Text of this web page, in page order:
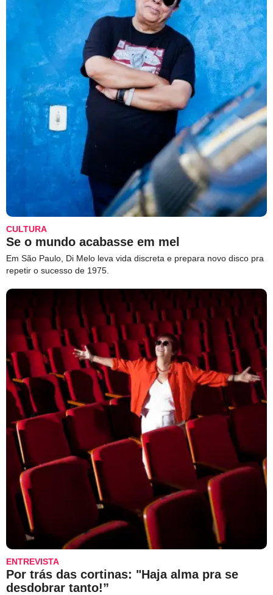
CULTURA
Se o mundo acabasse em mel
Em São Paulo, Di Melo leva vida discreta e prepara novo disco pra
repetir o sucesso de 1975.
ENTREVISTA
Por trás das cortinas: "Haja alma pra se
desdobrar tanto!”